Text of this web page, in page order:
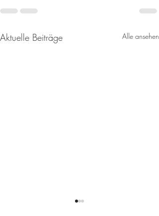
Aktuelle Beiträge Alle ansehen